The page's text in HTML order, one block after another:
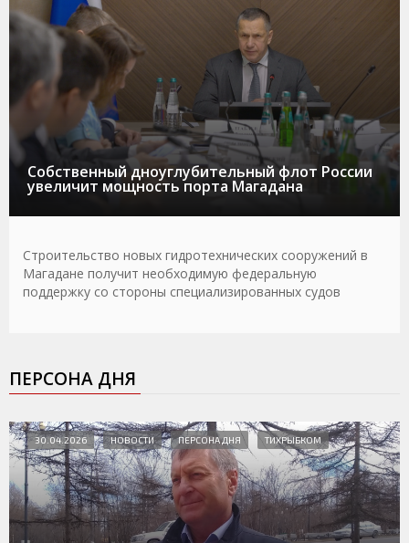
Собственный дноуглубительный флот России
увеличит мощность порта Магадана
Строительство новых гидротехнических сооружений в
Магадане получит необходимую федеральную
поддержку со стороны специализированных судов
ПЕРСОНА ДНЯ
30.04.2026 НОВОСТИ ПЕРСОНА ДНЯ ТИХРЫБКОМ